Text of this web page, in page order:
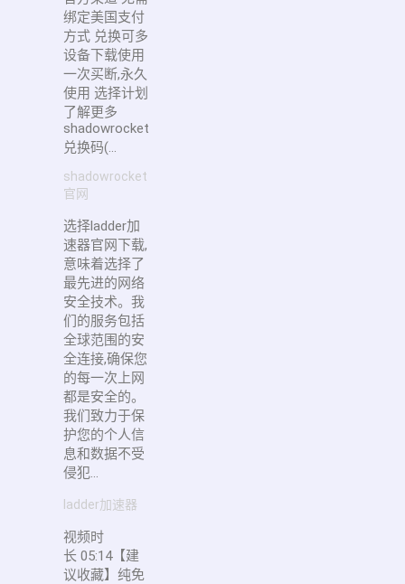
绑定美国支付
方式 兑换可多
设备下载使用
一次买断,永久
使用 选择计划
了解更多
shadowrocket
兑换码(...
shadowrocket
官网
选择ladder加
速器官网下载,
意味着选择了
最先进的网络
安全技术。我
们的服务包括
全球范围的安
全连接,确保您
的每一次上网
都是安全的。
我们致力于保
护您的个人信
息和数据不受
侵犯...
ladder加速器
视频时
长 05:14【建
议收藏】纯免